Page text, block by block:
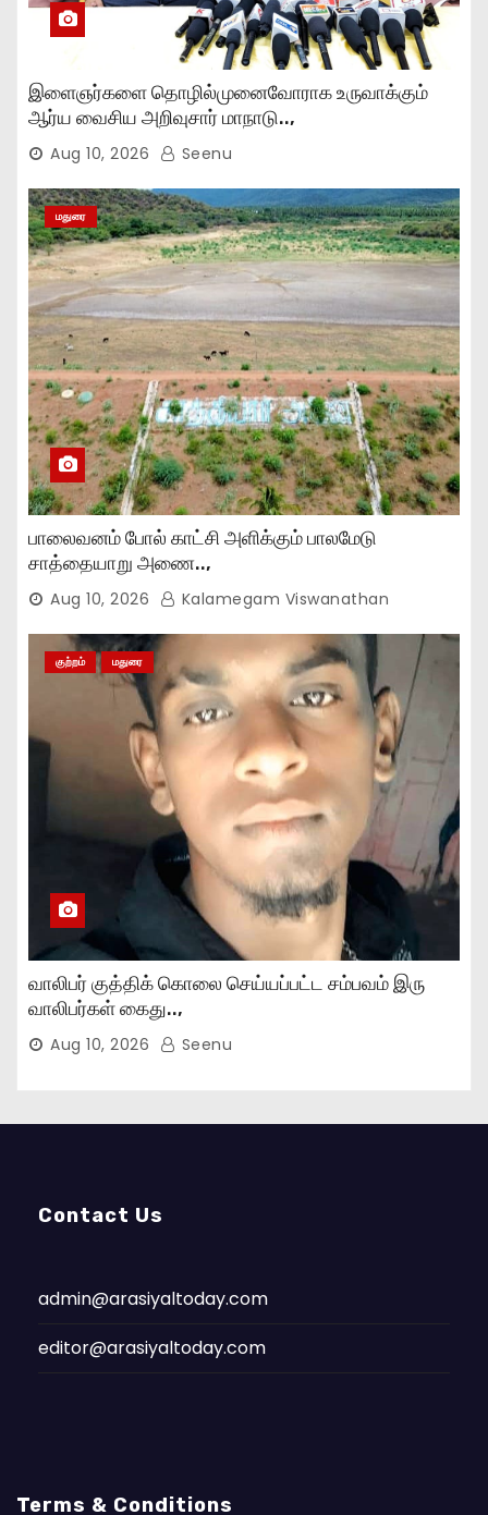
இளைஞர்களை தொழில்முனைவோராக உருவாக்கும்
ஆர்ய வைசிய அறிவுசார் மாநாடு..,
Aug 10, 2026 Seenu
மதுரை
பாலைவனம் போல் காட்சி அளிக்கும் பாலமேடு
சாத்தையாறு அணை..,
Aug 10, 2026 Kalamegam Viswanathan
குற்றம் மதுரை
வாலிபர் குத்திக் கொலை செய்யப்பட்ட சம்பவம் இரு
வாலிபர்கள் கைது..,
Aug 10, 2026 Seenu
Contact Us
admin@arasiyaltoday.com
editor@arasiyaltoday.com
Terms & Conditions